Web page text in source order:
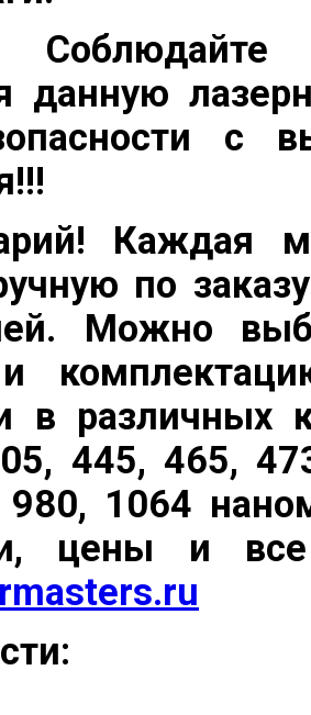
данную
с
Каждая
по
Можно
и
в различных
445, 465,
1064
цены и